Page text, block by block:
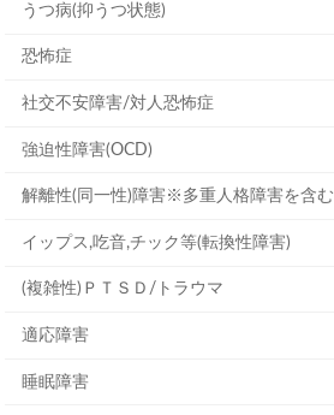
うつ病(抑うつ状態)
恐怖症
社交不安障害/対人恐怖症
強迫性障害(OCD)
解離性(同一性)障害※多重人格障害を含む
イップス,吃音,チック等(転換性障害)
(複雑性)ＰＴＳＤ/トラウマ
適応障害
睡眠障害